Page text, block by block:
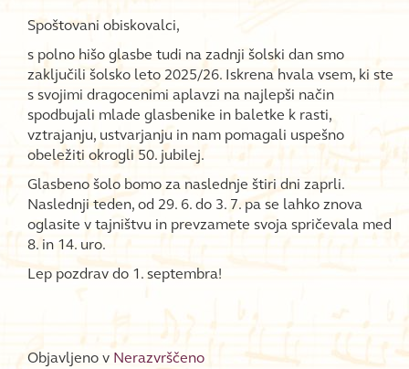
Spoštovani obiskovalci,
s polno hišo glasbe tudi na zadnji šolski dan smo
zaključili šolsko leto 2025/26. Iskrena hvala vsem, ki ste
s svojimi dragocenimi aplavzi na najlepši način
spodbujali mlade glasbenike in baletke k rasti,
vztrajanju, ustvarjanju in nam pomagali uspešno
obeležiti okrogli 50. jubilej.
Glasbeno šolo bomo za naslednje štiri dni zaprli.
Naslednji teden, od 29. 6. do 3. 7. pa se lahko znova
oglasite v tajništvu in prevzamete svoja spričevala med
8. in 14. uro.
Lep pozdrav do 1. septembra!
Objavljeno v Nerazvrščeno